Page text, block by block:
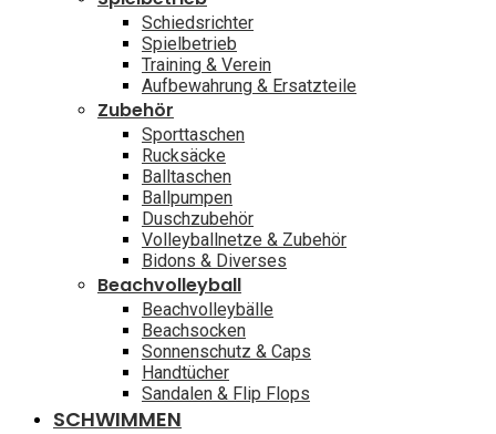
Schiedsrichter
Spielbetrieb
Training & Verein
Aufbewahrung & Ersatzteile
Zubehör
Sporttaschen
Rucksäcke
Balltaschen
Ballpumpen
Duschzubehör
Volleyballnetze & Zubehör
Bidons & Diverses
Beachvolleyball
Beachvolleybälle
Beachsocken
Sonnenschutz & Caps
Handtücher
Sandalen & Flip Flops
SCHWIMMEN